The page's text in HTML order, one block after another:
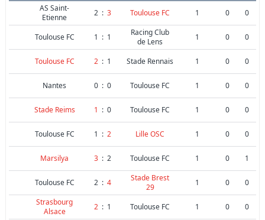
AS Saint-
Etienne
2 : 3 Toulouse FC 1 0 0
Toulouse FC 1 : 1
Racing Club
de Lens
1 0 0
Toulouse FC 2 : 1 Stade Rennais 1 0 0
Nantes 0 : 0 Toulouse FC 1 0 0
Stade Reims 1 : 0 Toulouse FC 1 0 0
Toulouse FC 1 : 2 Lille OSC 1 0 0
Marsilya 3 : 2 Toulouse FC 1 0 1
Toulouse FC 2 : 4
Stade Brest
29
1 0
0
Strasbourg
Alsace
2 : 1 Toulouse FC 1 0 0